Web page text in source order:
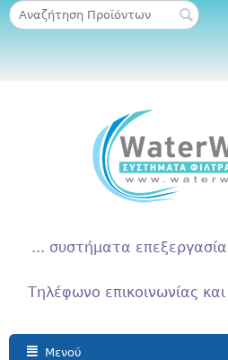
... συστήματα
Τηλέφωνο επικοινωνίας
Μενού